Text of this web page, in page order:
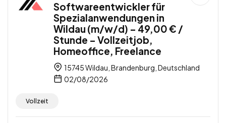
Softwareentwickler für
Spezialanwendungen in
Wildau (m/w/d) – 49,00 € /
Stunde – Vollzeitjob,
Homeoffice, Freelance
15745 Wildau, Brandenburg, Deutschland
02/08/2026
Vollzeit